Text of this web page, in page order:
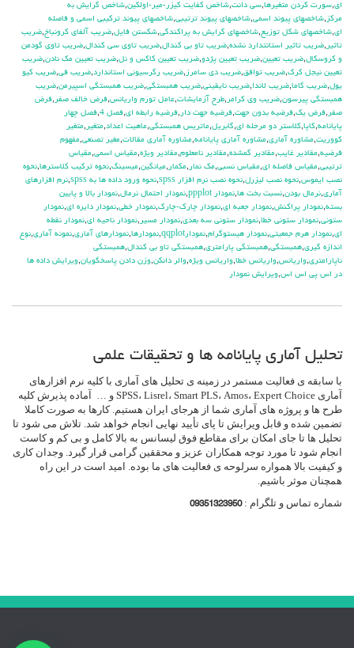
اي,سورت كردن متغيرها,سي دانت,شاخص كفايت كيزر-مير-اولكين,شاخص گرايش به
مركز ,شاخصهاي پيوند اسمي,شاخصهاي پيوند ترتيبي,شاخصهاي پيوند تركيبي اسمي و فاصله
اي,شاخصهاي شكل توزيع,شاخصهاي گرايش به پراكندگي,شكستن فايل,ضريب آلفاي کرونباخ,ضريب
تاثير ,ضريب تاثير استانتدارد نشده,ضريب تاو بي كندال,ضريب تاوي سي كندال,ضريب تاوي گودمن
و كروسكال,ضريب تعيين,ضريب تعيين پژدو,ضريب تعيين كاكس و نل,ضريب تعيين مك نادن,ضريب
تعيين نيجل كرك,ضريب توافق,ضريب دي سامرز ,ضريب رگرسيوني استاندارد,ضريب في,ضريب كيو
يول,ضريب گاما,ضريب لاندا,ضريب نايقيني,ضريب همبستگي,ضريب همبستگي اسپيرمن,ضريب
همبستگي پيرسون,ضريب وي كرامر ,طرح آزمايشات,عامل تورم واريانس,فرض خالف صفر ,فرض
صفر ,فرض يك,فرضيه بدون جهت,فرضيه جهت دار ,فرضيه رابطه اي,فصل 4 ,فصل چهار
پايانامه,كاپا,كلاستر دو مرحله اي,گابريل,ماتريس همبستگي,ماهيت اعداد,متغير ,متغير
كووريت,مشاوره آماري,مشاوره آماري پايانامه,مشاوره آماري مقالات,مغير تصنعي,مفهوم
فرضيه,مقادير غايب,مقادير گمشده,مقادير نامعلوم,مقادير ويژه,مقياس اسمي,مقياس
ترتيبي,مقياس فاصله اي,مقياس نسبي,مك نمار ,مكمار ,ميانگين,ميسينگ,نحوه تركيب كلاسترها,نحوه
نصب ايموس,نحوه نصب ليزرل,نحوه نصب نرم افزار spss ,نحوه ورود داده ها به spss ,نرم افزارهاي
آماري,نرمال بودن,نسبت بخت ها,نمودار ppplot ,نمودار احتمال نرمال,نمودار بالا و پايين
بسته,نمودار پراكنش,نمودار جعبه اي,نمودار چارك-چارك,نمودار خطي,نمودار دايره اي,نمودار
ستوني,نمودار ستوني خطا,نمودار ستوني سه بعدي,نمودار مسير ,نمودار ناحيه اي,نمودار نقطه
اي,نمودار هرم جمعيتي,نمودار هيستوگرام,نمودارqqplot ,نمودارها,نمودارهاي آماري,نمونه آماري,نوع
اندازه گيري,همبستگي,همبستگي پارامتري,همبستگي تاو بي کندال,همبستگي
ناپارامتري,واريانس,واريانس خطا,واريانس ويژه,والر دانكن,وزن دادن پاسخگويان,ويرايش داده ها
در اس پي اس اس,ويرايش نمودار
تحلیل آماری پایانامه ها و تحقیقات علمی
با سابقه ی فعالیت مستمر در زمینه ی تحلیل های آماری با کلیه نرم افزارهای
آماری SPSS، Lisrel، Smart PLS، Amos، Expert Choice و … آماده پذیرش کلیه
طرح ها و پروژه های آماری شما از هرجای ایران هستیم. کارها به صورت کاملا
تضمین شده و قابل ویرایش تا پای تأیید نهایی انجام خواهد شد. تلاش می شود تا
تحلیل ها تا جای امکان برای مقاطع فوق لیسانس به بالا کامل و بی کم و کاست
انجام شود تا مورد توجه همکاران عزیز و محققین گرامی قرار گیرد. وجدان کاری
و کیفیت بالا همواره سرلوحه ی فعالیت های ما بوده. امید است در این راه
همچنان موثر باشیم.
شماره تماس و تلگرام :09351323950